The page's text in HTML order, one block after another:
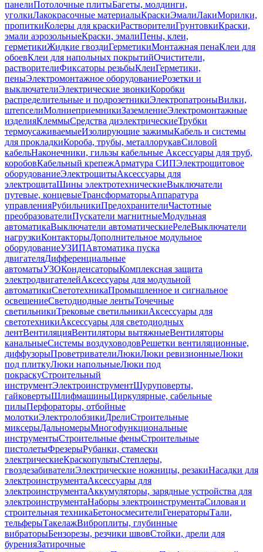
панелиПотолочные плитыБагеты, молдинги,
уголкиЛакокрасочные материалыКраскиЭмалиЛакиМорилки,
пропиткиКолеры для краскиРастворителиГрунтовкиКраски,
эмали аэрозольныеКраски, эмалиПены, клеи,
герметикиЖидкие гвоздиГерметикиМонтажная пенаКлеи для
обоевКлеи для напольных покрытийОчистители,
растворителиФиксаторы резьбыКлеиГерметики,
пеныЭлектромонтажное оборудованиеРозетки и
выключателиЭлектрические звонкиКоробки
распределительные и подрозетникиЭлектропатроныВилки,
штепселиМолниеприемникиЗаземлениеЭлектромонтажные
изделияКлеммыСредства диэлектрическиеТрубки
термоусаживаемыеИзолирующие зажимыКабель и системы
для прокладкиКороба, трубы, металлорукавСиловой
кабельНаконечники, гильзы кабельные Аксессуары для труб,
коробовКабельный крепежАрматура СИПЭлектрощитовое
оборудованиеЭлектрощитыАксессуары для
электрощитаШины электротехническиеВыключатели
путевые, концевыеТрансформаторыАппаратура
управленияРубильникиПредохранителиЧастотные
преобразователиПускатели магнитныеМодульная
автоматикаВыключатели автоматическиеРелеВыключатели
нагрузкиКонтакторыДополнительное модульное
оборудованиеУЗИПАвтоматика пуска
двигателяДифференциальные
автоматыУЗОКонденсаторыКомплексная защита
электродвигателейАксессуары для модульной
автоматикиСветотехникаПромышленное и сигнальное
освещениеСветодиодные лентыТочечные
светильникиТрековые светильникиАксессуары для
светотехникиАксессуары для светодиодных
лентВентиляцияВентиляторы вытяжныеВентиляторы
канальныеСистемы воздуховодовРешетки вентиляционные,
диффузорыПроветривателиЛюкиЛюки ревизионныеЛюки
под плиткуЛюки напольныеЛюки под
покраскуСтроительный
инструментЭлектроинструментШуруповерты,
гайковертыШлифмашиныЦиркулярные, сабельные
пилыПерфораторы, отбойные
молоткиЭлектролобзикиДрелиСтроительные
миксерыДальномерыМногофункциональные
инструментыСтроительные феныСтроительные
пистолетыФрезерыРубанки, стамески
электрическиеКраскопультыСтеплеры,
гвоздезабивателиЭлектрические ножницы, резакиНасадки для
электроинструментаАксессуары для
электроинструментаАккумуляторы, зарядные устройства для
электроинструментаНаборы электроинструментаСиловая и
строительная техникаБетоносмесителиГенераторыТали,
тельферыТакелажВиброплиты, глубинные
вибраторыБензорезы, резчики швовСтойки, дрели для
буренияЗатирочные